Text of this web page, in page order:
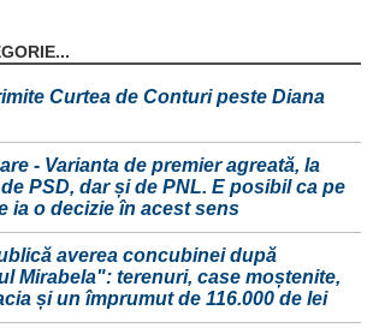
Curtea de Conturi peste Diana
- Varianta de premier agreată, la
PSD, dar și de PNL. E posibil ca pe
ia o decizie în acest sens
averea concubinei după
Mirabela": terenuri, case moștenite,
și un împrumut de 116.000 de lei